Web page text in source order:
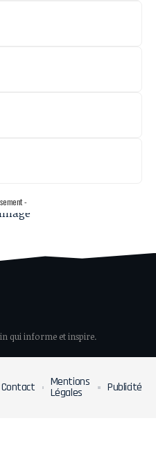
-
qui informe et inspire.
Contact Mentions
Légales Publicité